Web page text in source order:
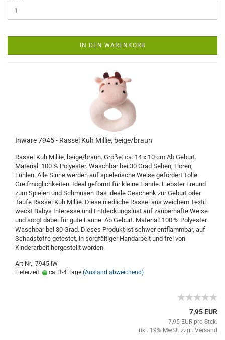
IN DEN WARENKORB
Inware 7945 - Rassel Kuh Millie, beige/braun
Rassel Kuh Millie, beige/braun. Größe: ca. 14 x 10 cm Ab Geburt.
Material: 100 % Polyester. Waschbar bei 30 Grad Sehen, Hören,
Fühlen. Alle Sinne werden auf spielerische Weise gefördert Tolle
Greifmöglichkeiten: Ideal geformt für kleine Hände. Liebster Freund
zum Spielen und Schmusen Das ideale Geschenk zur Geburt oder
Taufe Rassel Kuh Millie. Diese niedliche Rassel aus weichem Textil
weckt Babys Interesse und Entdeckungslust auf zauberhafte Weise
und sorgt dabei für gute Laune. Ab Geburt. Material: 100 % Polyester.
Waschbar bei 30 Grad. Dieses Produkt ist schwer entflammbar, auf
Schadstoffe getestet, in sorgfältiger Handarbeit und frei von
Kinderarbeit hergestellt worden.
Art.Nr.: 7945-IW
Lieferzeit:
ca. 3-4 Tage (Ausland abweichend)
7,95 EUR
7,95 EUR pro Stck.
inkl. 19% MwSt. zzgl. Versand